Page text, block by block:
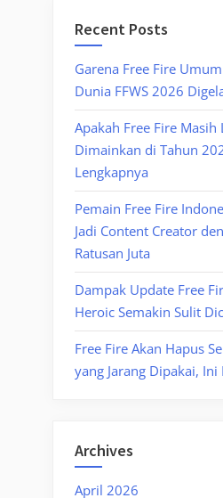
Recent Posts
Garena Free Fire
Dunia FFWS 2026
Apakah Free Fire Masih
Dimainkan di Tahun
Lengkapnya
Pemain Free Fire
Jadi Content Creator
Ratusan Juta
Dampak Update Free
Heroic Semakin Sulit
Free Fire Akan Hapus
yang Jarang Dipakai, Ini
Archives
April 2026